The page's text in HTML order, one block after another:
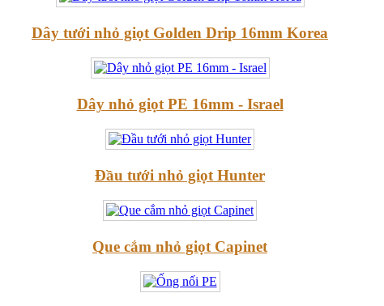
Dây tưới nhỏ giọt Golden Drip 16mm Korea
Dây nhỏ giọt PE 16mm - Israel
Đầu tưới nhỏ giọt Hunter
Que cắm nhỏ giọt Capinet